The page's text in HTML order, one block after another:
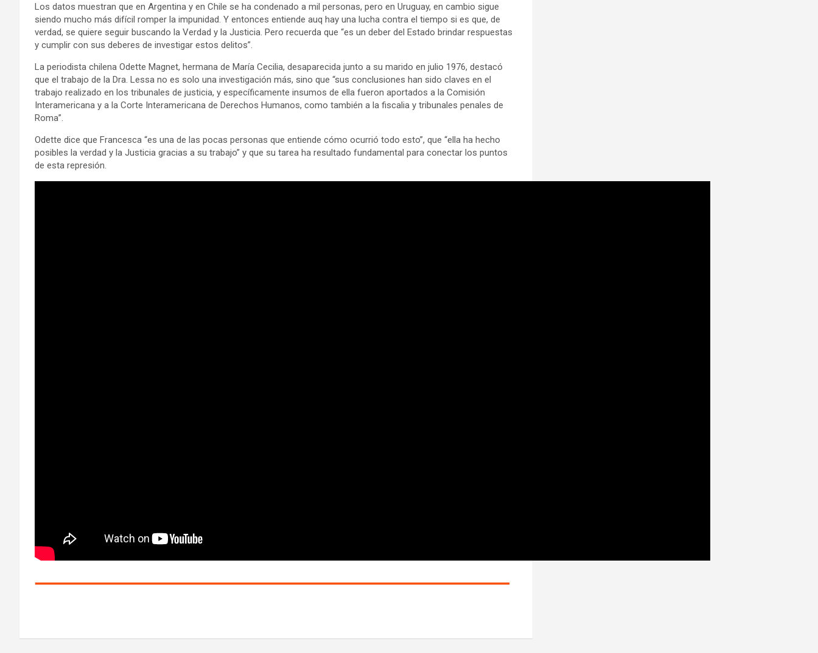
Los datos muestran que en Argentina y en Chile se ha condenado a mil personas, pero en Uruguay, en cambio sigue
siendo mucho más difícil romper la impunidad. Y entonces entiende auq hay una lucha contra el tiempo si es que, de
verdad, se quiere seguir buscando la Verdad y la Justicia. Pero recuerda que “es un deber del Estado brindar respuestas
y cumplir con sus deberes de investigar estos delitos”.
La periodista chilena Odette Magnet, hermana de María Cecilia, desaparecida junto a su marido en julio 1976, destacó
que el trabajo de la Dra. Lessa no es solo una investigación más, sino que “sus conclusiones han sido claves en el
trabajo realizado en los tribunales de justicia, y específicamente insumos de ella fueron aportados a la Comisión
Interamericana y a la Corte Interamericana de Derechos Humanos, como también a la fiscalia y tribunales penales de
Roma”.
Odette dice que Francesca “es una de las pocas personas que entiende cómo ocurrió todo esto”, que “ella ha hecho
posibles la verdad y la Justicia gracias a su trabajo” y que su tarea ha resultado fundamental para conectar los puntos
de esta represión.